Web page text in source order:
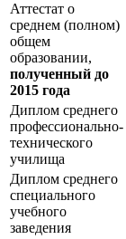
Аттестат о
среднем (полном)
общем
образовании,
полученный до
2015 года
Диплом среднего
профессионально-
технического
училища
Диплом среднего
специального
учебного
заведения